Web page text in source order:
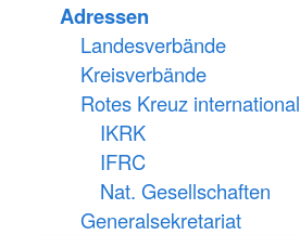
Adressen
Landesverbände
Kreisverbände
Rotes Kreuz international
IKRK
IFRC
Nat. Gesellschaften
Generalsekretariat